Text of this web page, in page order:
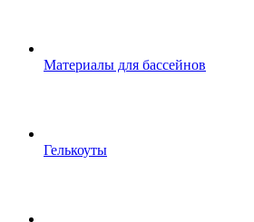
Материалы для бассейнов
Гелькоуты